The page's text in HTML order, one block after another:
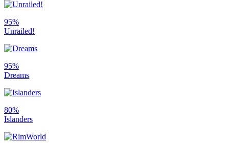
95%
Unrailed!
95%
Dreams
80%
Islanders